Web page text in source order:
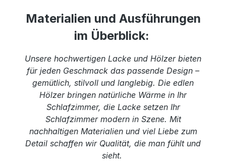
Materialien und Ausführungen
im Überblick:
Unsere hochwertigen Lacke und Hölzer bieten
für jeden Geschmack das passende Design –
gemütlich, stilvoll und langlebig. Die edlen
Hölzer bringen natürliche Wärme in Ihr
Schlafzimmer, die Lacke setzen Ihr
Schlafzimmer modern in Szene. Mit
nachhaltigen Materialien und viel Liebe zum
Detail schaffen wir Qualität, die man fühlt und
sieht.